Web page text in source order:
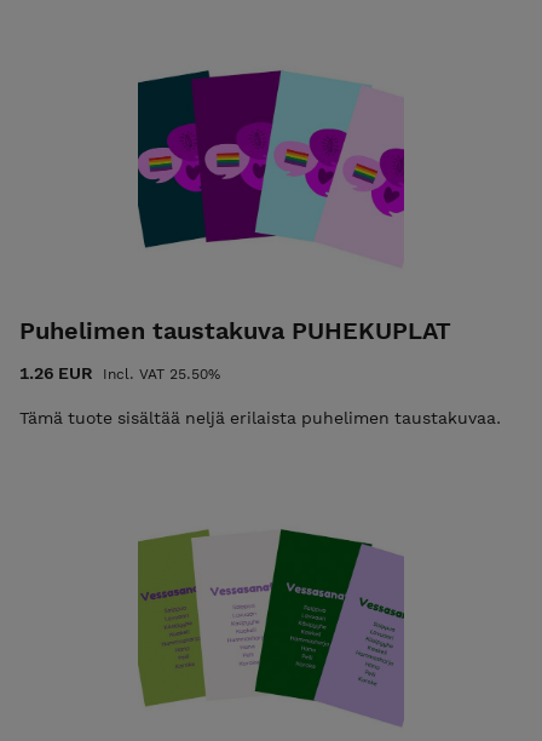
Puhelimen taustakuva PUHEKUPLAT
1.26 EUR Incl. VAT 25.50%
Tämä tuote sisältää neljä erilaista puhelimen taustakuvaa.